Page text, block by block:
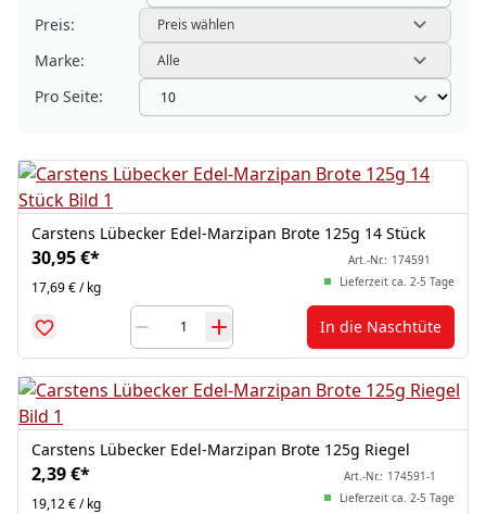
Preis:
Preis wählen
Marke: Alle
Pro Seite:
Carstens Lübecker Edel-Marzipan Brote 125g 14 Stück
30,95 €*
17,69 € / kg
Art.-Nr.: 174591
Lieferzeit ca. 2-5 Tage
In die Naschtüte
Carstens Lübecker Edel-Marzipan Brote 125g Riegel
2,39 €*
19,12 € / kg
Art.-Nr.: 174591-1
Lieferzeit ca. 2-5 Tage